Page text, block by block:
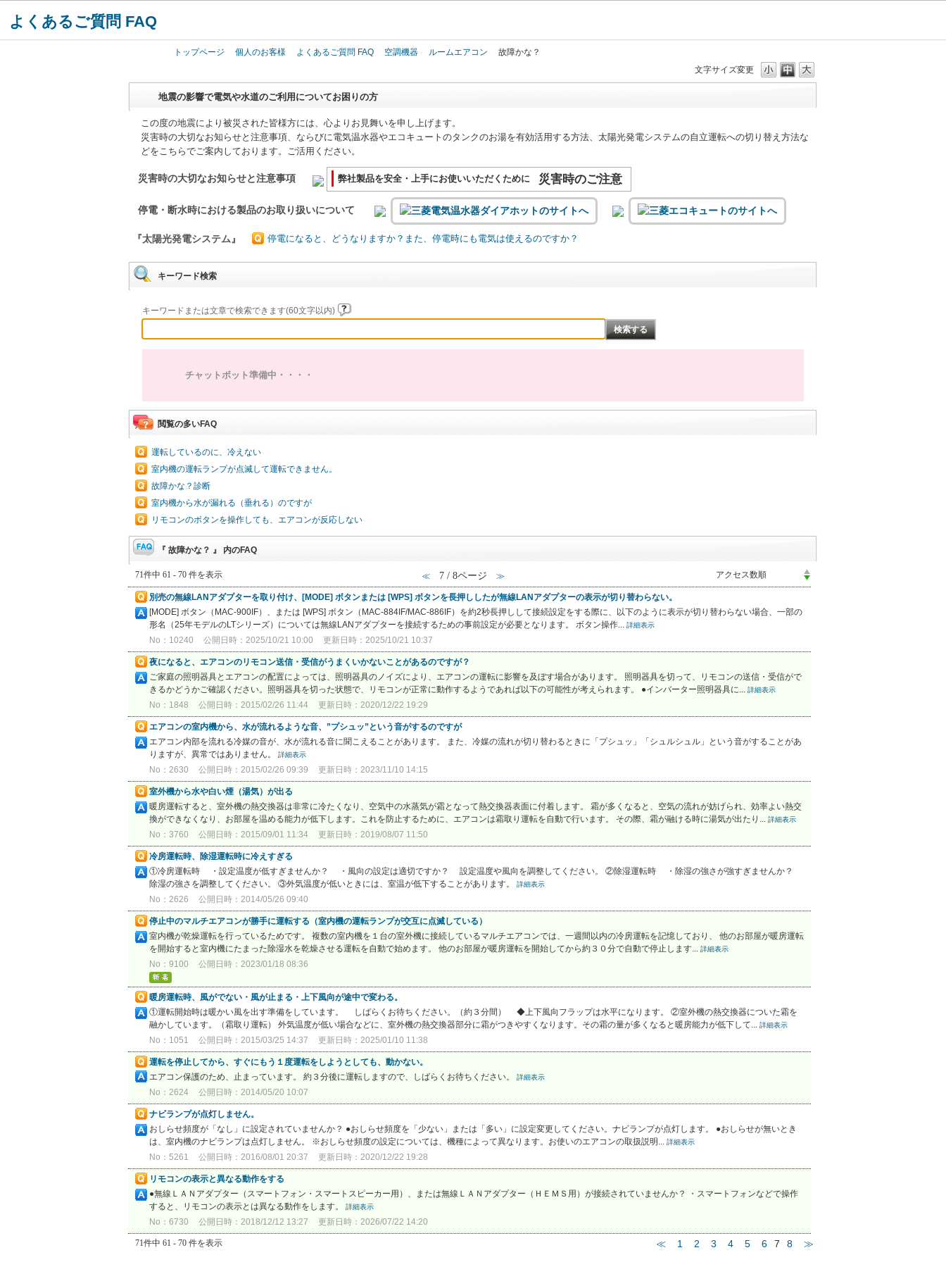
よくあるご質問 FAQ
トップページ 個人のお客様 よくあるご質問 FAQ 空調機器 ルームエアコン
故障かな？
文字サイズ変更
地震の影響で電気や水道のご利用についてお困りの方
この度の地震により被災された皆様方には、心よりお見舞いを申し上げます。
災害時の大切なお知らせと注意事項、ならびに電気温水器やエコキュートのタンクのお湯を有効活用する方法、太陽光発電システムの自立運転への切り替え方法な
どをこちらでご案内しております。ご活用ください。
災害時の大切なお知らせと注意事項 弊社製品を安全・上手にお使いいただくために 災害時のご注意
停電・断水時における製品のお取り扱いについて
『太陽光発電システム』 停電になると、どうなりますか？また、停電時にも電気は使えるのですか？
キーワード検索
キーワードまたは文章で検索できます(60文字以内)
チャットボット準備中・・・・
閲覧の多いFAQ
運転しているのに、冷えない
室内機の運転ランプが点滅して運転できません。
故障かな？診断
室内機から水が漏れる（垂れる）のですが
リモコンのボタンを操作しても、エアコンが反応しない
『 故障かな？ 』 内のFAQ
71件中 61 - 70 件を表示 ≪ 7 / 8ページ ≫
別売の無線LANアダプターを取り付け、[MODE] ボタンまたは [WPS] ボタンを長押ししたが無線LANアダプターの表示が切り替わらない。
[MODE] ボタン（MAC-900IF）、または [WPS] ボタン（MAC-884IF/MAC-886IF）を約2秒長押しして接続設定をする際に、以下のように表示が切り替わらない場合、一部の
形名（25年モデルのLTシリーズ）については無線LANアダプターを接続するための事前設定が必要となります。 ボタン操作... 詳細表示
No：10240 公開日時：2025/10/21 10:00 更新日時：2025/10/21 10:37
夜になると、エアコンのリモコン送信・受信がうまくいかないことがあるのですが？
ご家庭の照明器具とエアコンの配置によっては、照明器具のノイズにより、エアコンの運転に影響を及ぼす場合があります。 照明器具を切って、リモコンの送信・受信がで
きるかどうかご確認ください。照明器具を切った状態で、リモコンが正常に動作するようであれば以下の可能性が考えられます。 ●インバーター照明器具に... 詳細表示
No：1848 公開日時：2015/02/26 11:44 更新日時：2020/12/22 19:29
エアコンの室内機から、水が流れるような音、”プシュッ”という音がするのですが
エアコン内部を流れる冷媒の音が、水が流れる音に聞こえることがあります。 また、冷媒の流れが切り替わるときに「プシュッ」「シュルシュル」という音がすることがあ
りますが、異常ではありません。
詳細表示
No：2630 公開日時：2015/02/26 09:39 更新日時：2023/11/10 14:15
室外機から水や白い煙（湯気）が出る
暖房運転すると、室外機の熱交換器は非常に冷たくなり、空気中の水蒸気が霜となって熱交換器表面に付着します。 霜が多くなると、空気の流れが妨げられ、効率よい熱交
換ができなくなり、お部屋を温める能力が低下します。これを防止するために、エアコンは霜取り運転を自動で行います。 その際、霜が融ける時に湯気が出たり... 詳細表示
No：3760 公開日時：2015/09/01 11:34 更新日時：2019/08/07 11:50
冷房運転時、除湿運転時に冷えすぎる
①冷房運転時 ・設定温度が低すぎませんか？ ・風向の設定は適切ですか？ 設定温度や風向を調整してください。 ②除湿運転時 ・除湿の強さが強すぎませんか？
除湿の強さを調整してください。 ③外気温度が低いときには、室温が低下することがあります。
詳細表示
No：2626 公開日時：2014/05/26 09:40
停止中のマルチエアコンが勝手に運転する（室内機の運転ランプが交互に点滅している）
室内機が乾燥運転を行っているためです。 複数の室内機を１台の室外機に接続しているマルチエアコンでは、一週間以内の冷房運転を記憶しており、 他のお部屋が暖房運転
を開始すると室内機にたまった除湿水を乾燥させる運転を自動で始めます。 他のお部屋が暖房運転を開始してから約３０分で自動で停止します... 詳細表示
No：9100 公開日時：2023/01/18 08:36
暖房運転時、風がでない・風が止まる・上下風向が途中で変わる。
①運転開始時は暖かい風を出す準備をしています。 しばらくお待ちください。（約３分間） ◆上下風向フラップは水平になります。 ②室外機の熱交換器についた霜を
融かしています。（霜取り運転） 外気温度が低い場合などに、室外機の熱交換器部分に霜がつきやすくなります。その霜の量が多くなると暖房能力が低下して... 詳細表示
No：1051 公開日時：2015/03/25 14:37 更新日時：2025/01/10 11:38
運転を停止してから、すぐにもう１度運転をしようとしても、動かない。
エアコン保護のため、止まっています。 約３分後に運転しますので、しばらくお待ちください。
詳細表示
No：2624 公開日時：2014/05/20 10:07
ナビランプが点灯しません。
おしらせ頻度が「なし」に設定されていませんか？ ●おしらせ頻度を「少ない」または「多い」に設定変更してください。ナビランプが点灯します。 ●おしらせが無いとき
は、室内機のナビランプは点灯しません。 ※おしらせ頻度の設定については、機種によって異なります。お使いのエアコンの取扱説明... 詳細表示
No：5261 公開日時：2016/08/01 20:37 更新日時：2020/12/22 19:28
リモコンの表示と異なる動作をする
●無線ＬＡＮアダプター（スマートフォン・スマートスピーカー用）、または無線ＬＡＮアダプター（ＨＥＭＳ用）が接続されていませんか？ ・スマートフォンなどで操作
すると、リモコンの表示とは異なる動作をします。
詳細表示
No：6730 公開日時：2018/12/12 13:27 更新日時：2026/07/22 14:20
71件中 61 - 70 件を表示 ≪ 1 2 3 4 5 6 7 8 ≫